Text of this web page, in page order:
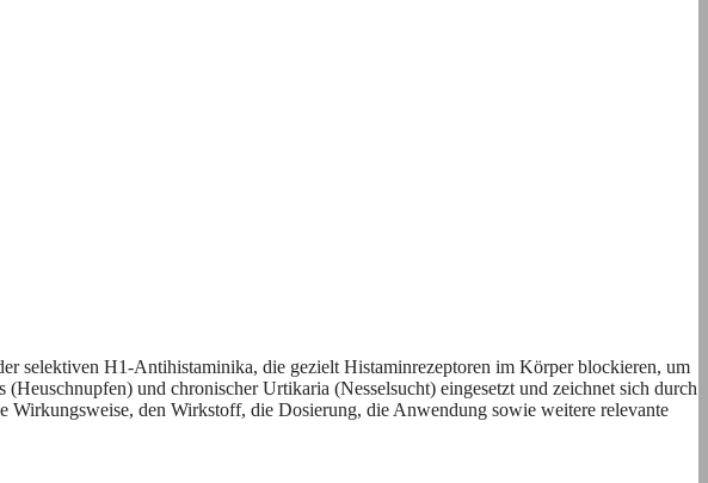
selektiven H1-Antihistaminika, die gezielt Histaminrezeptoren im Körper blockieren, um
und chronischer Urtikaria (Nesselsucht) eingesetzt und zeichnet sich durch
den Wirkstoff, die Dosierung, die Anwendung sowie weitere relevante